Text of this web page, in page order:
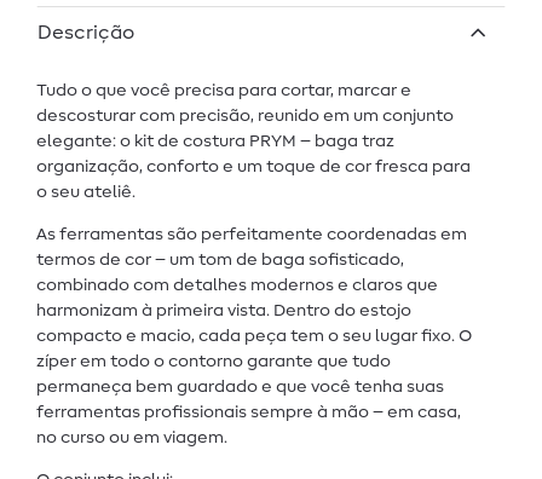
Descrição
Tudo o que você precisa para cortar, marcar e
descosturar com precisão, reunido em um conjunto
elegante: o kit de costura PRYM – baga traz
organização, conforto e um toque de cor fresca para
o seu ateliê.
As ferramentas são perfeitamente coordenadas em
termos de cor – um tom de baga sofisticado,
combinado com detalhes modernos e claros que
harmonizam à primeira vista. Dentro do estojo
compacto e macio, cada peça tem o seu lugar fixo. O
zíper em todo o contorno garante que tudo
permaneça bem guardado e que você tenha suas
ferramentas profissionais sempre à mão – em casa,
no curso ou em viagem.